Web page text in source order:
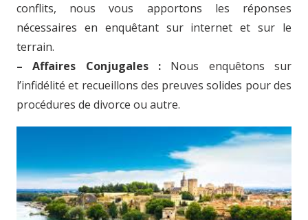
conflits, nous vous apportons les réponses
nécessaires en enquêtant sur internet et sur le
terrain.
– Affaires Conjugales : Nous enquêtons sur
l’infidélité et recueillons des preuves solides pour des
procédures de divorce ou autre.